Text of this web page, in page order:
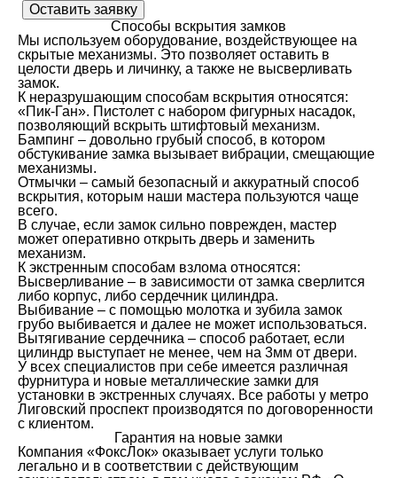
Оставить заявку
Способы вскрытия замков
Мы используем оборудование, воздействующее на
скрытые механизмы. Это позволяет оставить в
целости дверь и личинку, а также не высверливать
замок.
К неразрушающим способам вскрытия относятся:
«Пик-Ган». Пистолет с набором фигурных насадок,
позволяющий вскрыть штифтовый механизм.
Бампинг – довольно грубый способ, в котором
обстукивание замка вызывает вибрации, смещающие
механизмы.
Отмычки – самый безопасный и аккуратный способ
вскрытия, которым наши мастера пользуются чаще
всего.
В случае, если замок сильно поврежден, мастер
может оперативно открыть дверь и заменить
механизм.
К экстренным способам взлома относятся:
Высверливание – в зависимости от замка сверлится
либо корпус, либо сердечник цилиндра.
Выбивание – с помощью молотка и зубила замок
грубо выбивается и далее не может использоваться.
Вытягивание сердечника – способ работает, если
цилиндр выступает не менее, чем на 3мм от двери.
У всех специалистов при себе имеется различная
фурнитура и новые металлические замки для
установки в экстренных случаях. Все работы у метро
Лиговский проспект производятся по договоренности
с клиентом.
Гарантия на новые замки
Компания «ФоксЛок» оказывает услуги только
легально и в соответствии с действующим